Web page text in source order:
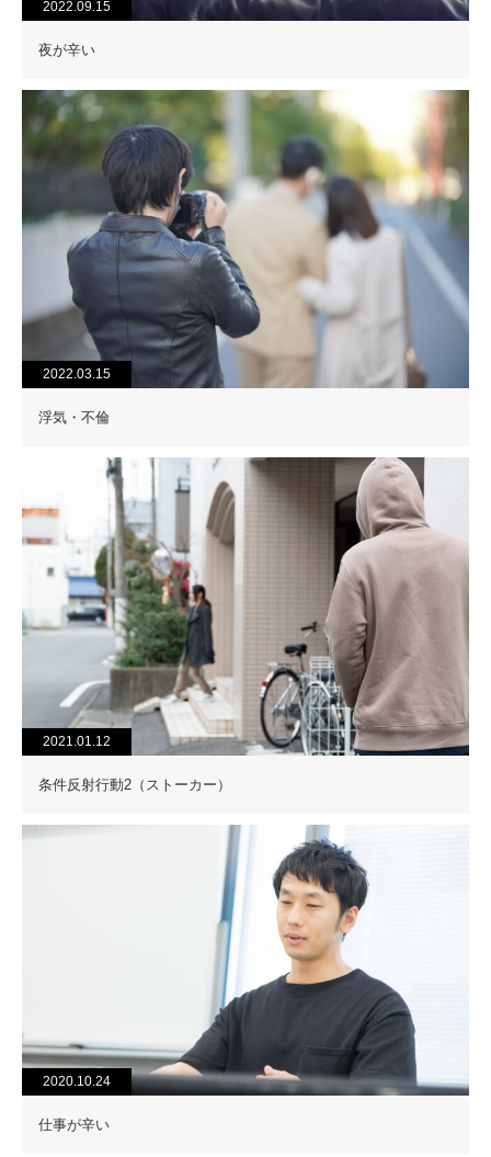
2022.09.15
夜が辛い
2022.03.15
浮気・不倫
2021.01.12
条件反射行動2（ストーカー）
2020.10.24
仕事が辛い